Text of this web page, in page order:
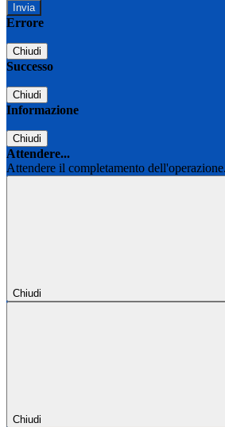
Errore
Chiudi
Successo
Chiudi
Informazione
Chiudi
Attendere...
Attendere il completamento
Chiudi
Chiudi